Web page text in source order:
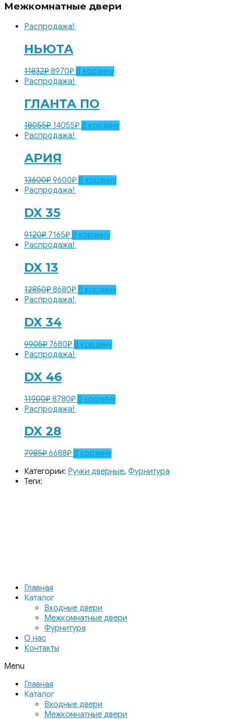
Межкомнатные двери
Распродажа!
НЬЮТА
11832₽ 8970₽ В корзину
Распродажа!
ГЛАНТА ПО
18055₽ 14055₽ В корзину
Распродажа!
АРИЯ
13600₽ 9600₽ В корзину
Распродажа!
DX 35
9120₽ 7165₽ В корзину
Распродажа!
DX 13
12850₽ 8680₽ В корзину
Распродажа!
DX 34
9905₽ 7680₽ В корзину
Распродажа!
DX 46
11900₽ 8780₽ В корзину
Распродажа!
DX 28
7985₽ 6688₽ В корзину
Категории: Ручки дверные, Фурнитура
Теги:
Главная
Каталог
Входные двери
Межкомнатные двери
Фурнитура
О нас
Контакты
Menu
Главная
Каталог
Входные двери
Межкомнатные двери